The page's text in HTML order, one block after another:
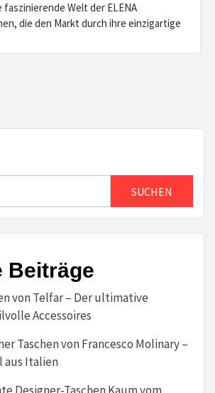
faszinierende Welt der ELENA
die den Markt durch ihre einzigartige
SUCHEN
Beiträge
von Telfar – Der ultimative
Accessoires
Taschen von Francesco Molinary –
aus Italien